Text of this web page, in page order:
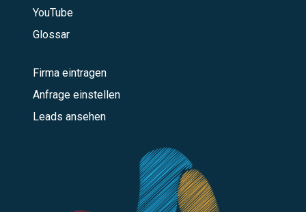
YouTube
Glossar
Firma eintragen
Anfrage einstellen
Leads ansehen